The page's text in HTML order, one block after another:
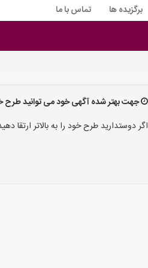
برگزیده ها تماس با ما
جهت بهتر شده آگهی خود می توانید طرح
اگر دوستدارید طرح خود را به بالاتر